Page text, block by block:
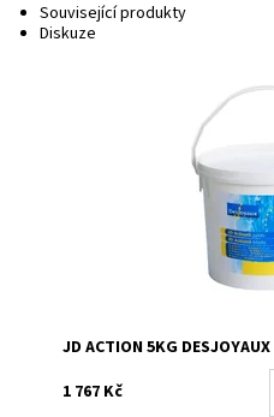
Související produkty
Diskuze
pro 5 funkcí Dezinfikuje:
bakterie a plísně. Bojuje...
Skladem
19657
Desjoyaux
JD ACTION 5KG DESJOYAUX
1 767 Kč